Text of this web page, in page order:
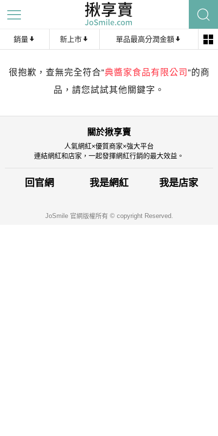
首頁 - 商品搜尋
銷量 新上市 單品最高分潤金額
很抱歉，查無完全符合”典醬家食品有限公司 ”的商
品，請您試試其他關鍵字。
關於揪享賣
人氣網紅×優質商家×強大平台
連結網紅和店家，一起發揮網紅行銷的最大效益。
回官網 我是網紅 我是店家
JoSmile 官網版權所有 © copyright Reserved.